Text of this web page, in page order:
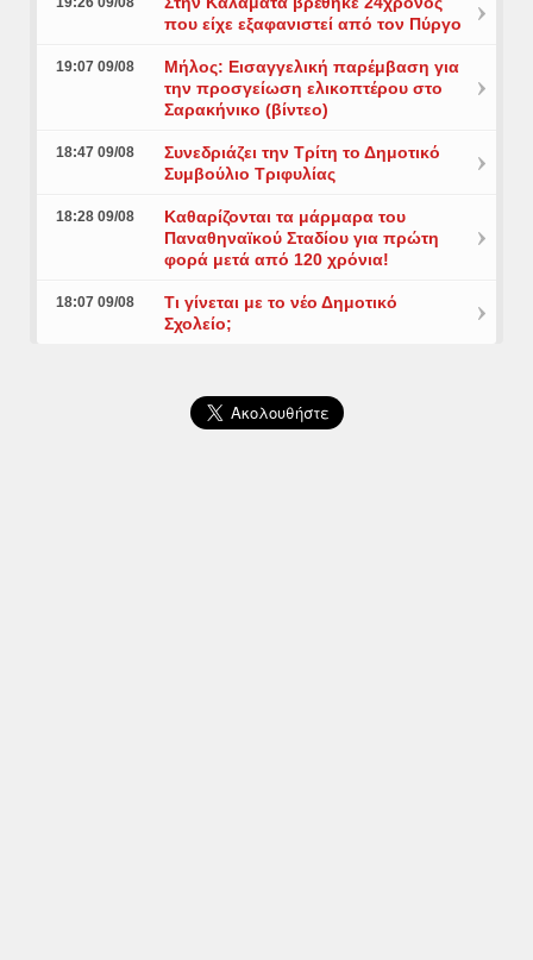
που είχε εξαφανιστεί από τον Πύργο
19:07 09/08
Μήλος: Εισαγγελική παρέμβαση για
την προσγείωση ελικοπτέρου στο
Σαρακήνικο (βίντεο)
18:47 09/08
Συνεδριάζει την Τρίτη το Δημοτικό
Συμβούλιο Τριφυλίας
18:28 09/08
Καθαρίζονται τα μάρμαρα του
Παναθηναϊκού Σταδίου για πρώτη
φορά μετά από 120 χρόνια!
18:07 09/08
Τι γίνεται με το νέο Δημοτικό
Σχολείο;